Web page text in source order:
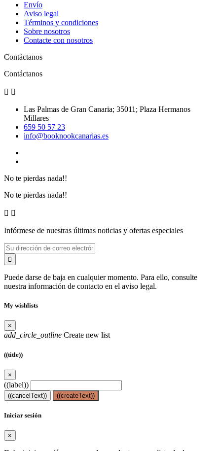
Envío
Aviso legal
Términos y condiciones
Sobre nosotros
Contacte con nosotros
Contáctanos
Contáctanos
 
Las Palmas de Gran Canaria; 35011; Plaza Hermanos
Millares
659 50 57 23
info@booknookcanarias.es
No te pierdas nada!!
No te pierdas nada!!
 
Infórmese de nuestras últimas noticias y ofertas especiales
Puede darse de baja en cualquier momento. Para ello, consulte
nuestra información de contacto en el aviso legal.
My wishlists
×
add_circle_outline Create new list
((title))
×
((label))
((cancelText)) ((createText))
Iniciar sesión
×